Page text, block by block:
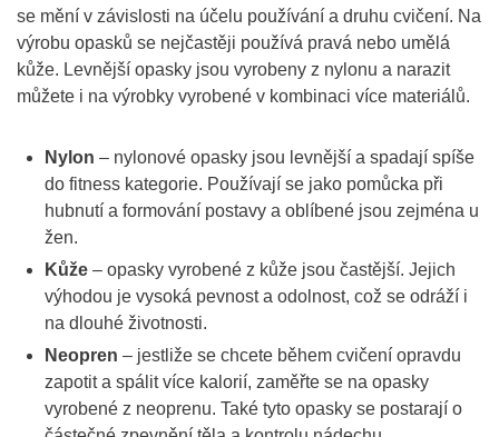
se mění v závislosti na účelu používání a druhu cvičení. Na
výrobu opasků se nejčastěji používá pravá nebo umělá
kůže. Levnější opasky jsou vyrobeny z nylonu a narazit
můžete i na výrobky vyrobené v kombinaci více materiálů.
Nylon – nylonové opasky jsou levnější a spadají spíše
do fitness kategorie. Používají se jako pomůcka při
hubnutí a formování postavy a oblíbené jsou zejména u
žen.
Kůže – opasky vyrobené z kůže jsou častější. Jejich
výhodou je vysoká pevnost a odolnost, což se odráží i
na dlouhé životnosti.
Neopren – jestliže se chcete během cvičení opravdu
zapotit a spálit více kalorií, zaměřte se na opasky
vyrobené z neoprenu. Také tyto opasky se postarají o